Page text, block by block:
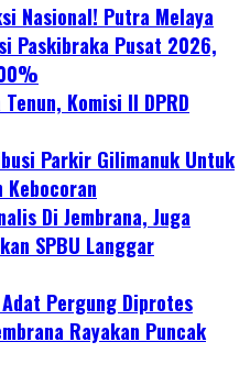
Nasional! Putra Melaya
Paskibraka Pusat 2026,
Komisi II DPRD
Parkir Gilimanuk Untuk
Kebocoran
Di Jembrana, Juga
SPBU Langgar
Pergung Diprotes
Rayakan Puncak